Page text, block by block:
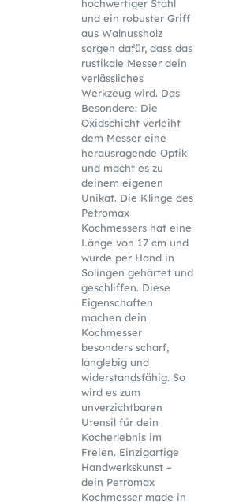
hochwertiger Stahl
und ein robuster Griff
aus Walnussholz
sorgen dafür, dass das
rustikale Messer dein
verlässliches
Werkzeug wird. Das
Besondere: Die
Oxidschicht verleiht
dem Messer eine
herausragende Optik
und macht es zu
deinem eigenen
Unikat. Die Klinge des
Petromax
Kochmessers hat eine
Länge von 17 cm und
wurde per Hand in
Solingen gehärtet und
geschliffen. Diese
Eigenschaften
machen dein
Kochmesser
besonders scharf,
langlebig und
widerstandsfähig. So
wird es zum
unverzichtbaren
Utensil für dein
Kocherlebnis im
Freien. Einzigartige
Handwerkskunst –
dein Petromax
Kochmesser made in